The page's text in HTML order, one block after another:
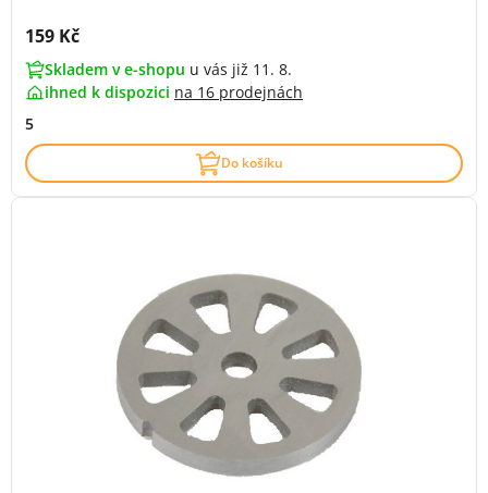
Cena s DPH:
159 Kč
Skladem v e-shopu u vás již 11. 8.
ihned k dispozici na 16 prodejnách
5
Do košíku